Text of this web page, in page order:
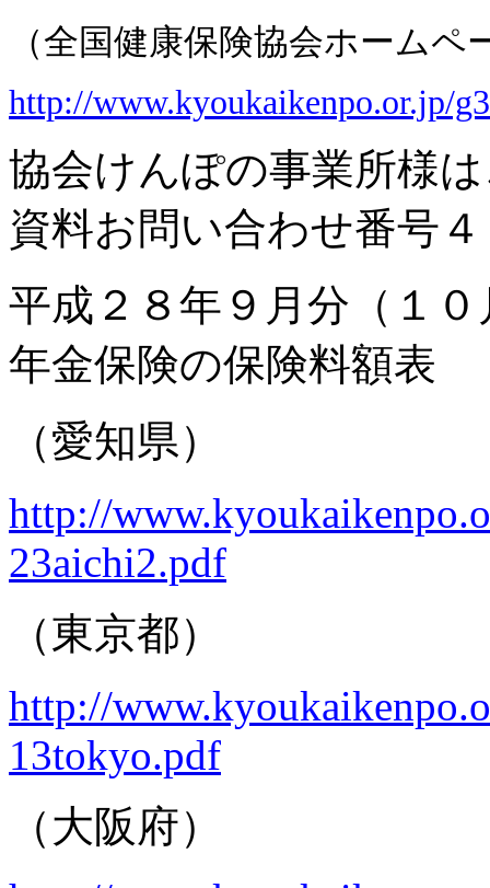
（全国健康保険協会ホームペ
http://www.kyoukaikenpo.or.jp/
協会けんぽの事業所様
資料お問い合わせ番号
平成２８年９月分（１
年金保険の保険料額表
（愛知県）
http://
23aichi2.pdf
（東京都）
http://
13tokyo.pdf
（大阪府）